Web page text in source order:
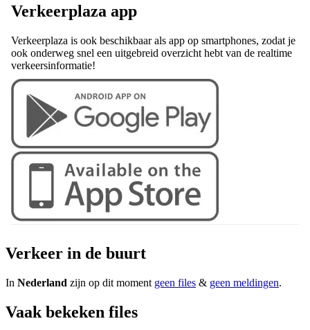
Verkeerplaza app
Verkeerplaza is ook beschikbaar als app op smartphones, zodat je
ook onderweg snel een uitgebreid overzicht hebt van de realtime
verkeersinformatie!
Verkeer in de buurt
In Nederland zijn op dit moment geen files & geen meldingen.
Vaak bekeken files